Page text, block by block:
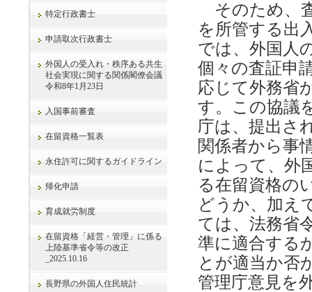
そのため、
を所管する出
では、外国人
個々の査証申
応じて外務省
す。この協議
庁は、提出さ
関係者から事
によって、外
る在留資格の
どうか、加え
ては、法務省
準に適合する
とが適当か否
管理庁意見を
特定行政書士
申請取次行政書士
外国人の受入れ・秩序ある共生
社会実現に関する関係閣僚会議
令和8年1月23日
入国事前審査
在留資格一覧表
永住許可に関するガイドライン
帰化申請
育成就労制度
在留資格「経営・管理」に係る
上陸基準省令等の改正
_2025.10.16
長野県の外国人住民統計